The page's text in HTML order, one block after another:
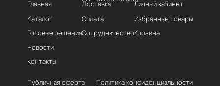
Главная
Каталог
Готовые решения
Новости
Контакты
Доставка
Оплата
Сотрудничество
Личный кабинет
Избранные товары
Корзина
Публичная оферта Политика конфиденциальности